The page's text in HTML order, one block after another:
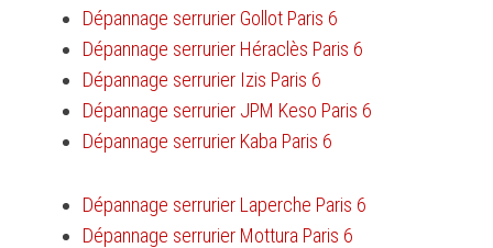
Dépannage serrurier Gollot Paris 6
Dépannage serrurier Héraclès Paris 6
Dépannage serrurier Izis Paris 6
Dépannage serrurier JPM Keso Paris 6
Dépannage serrurier Kaba Paris 6
Dépannage serrurier Laperche Paris 6
Dépannage serrurier Mottura Paris 6